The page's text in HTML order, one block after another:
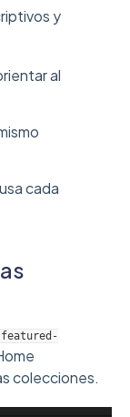
y
al
cada
featured-
colecciones.